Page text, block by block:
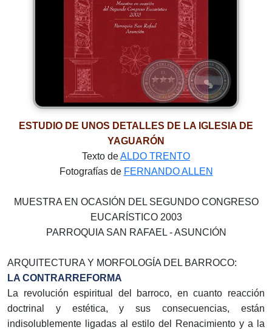
ESTUDIO DE UNOS DETALLES DE LA IGLESIA DE
YAGUARÓN
Texto deALDO TRENTO
Fotografías de FERNANDO ALLEN
MUESTRA EN OCASIÓN DEL SEGUNDO CONGRESO
EUCARÍSTICO 2003
PARROQUIA SAN RAFAEL - ASUNCIÓN
ARQUITECTURA Y MORFOLOGÍA DEL BARROCO:
LA CONTRARREFORMA
La revolución espiritual del barroco, en cuanto reacción
doctrinal y estética, y sus consecuencias, están
indisolublemente ligadas al estilo del Renacimiento y a la